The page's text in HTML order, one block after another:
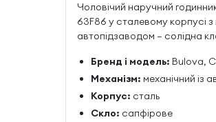
Чоловічий наручний
63F86 у сталевому корпусі з
автопідзаводом — солідна
Бренд і модель: Bulova,
Механізм: механічний із
Корпус: сталь
Скло: сапфірове